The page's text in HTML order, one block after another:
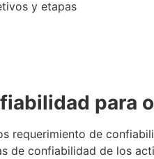
y etapas
para
requerimiento de
de confiabilidad de los